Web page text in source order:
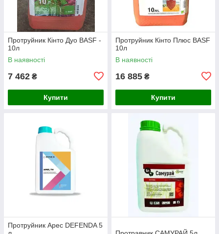
Протруйник Кінто Дуо BASF -
10л
В наявності
7 462 ₴
Купити
Протруйник Кінто Плюс BASF
10л
В наявності
16 885 ₴
Купити
Протруйник Арес DEFENDA 5